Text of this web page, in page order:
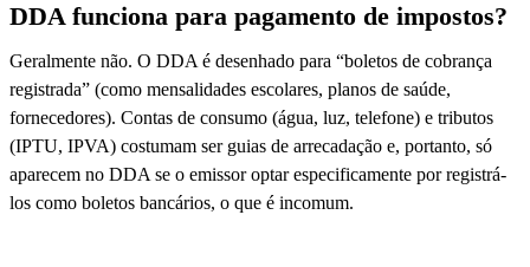
DDA funciona para pagamento de impostos?
Geralmente não. O DDA é desenhado para “boletos de cobrança
registrada” (como mensalidades escolares, planos de saúde,
fornecedores). Contas de consumo (água, luz, telefone) e tributos
(IPTU, IPVA) costumam ser guias de arrecadação e, portanto, só
aparecem no DDA se o emissor optar especificamente por registrá-
los como boletos bancários, o que é incomum.